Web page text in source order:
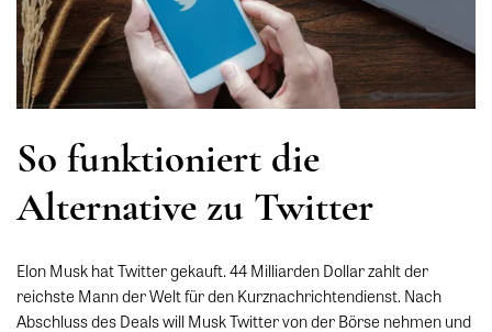
So funktioniert die
Alternative zu Twitter
Elon Musk hat Twitter gekauft. 44 Milliarden Dollar zahlt der
reichste Mann der Welt für den Kurznachrichtendienst. Nach
Abschluss des Deals will Musk Twitter von der Börse nehmen und